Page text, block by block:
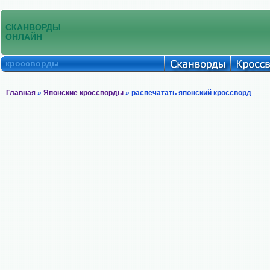
СКАНВОРДЫ
ОНЛАЙН
кроссворды
Главная » Японские кроссворды » распечатать японский кроссворд